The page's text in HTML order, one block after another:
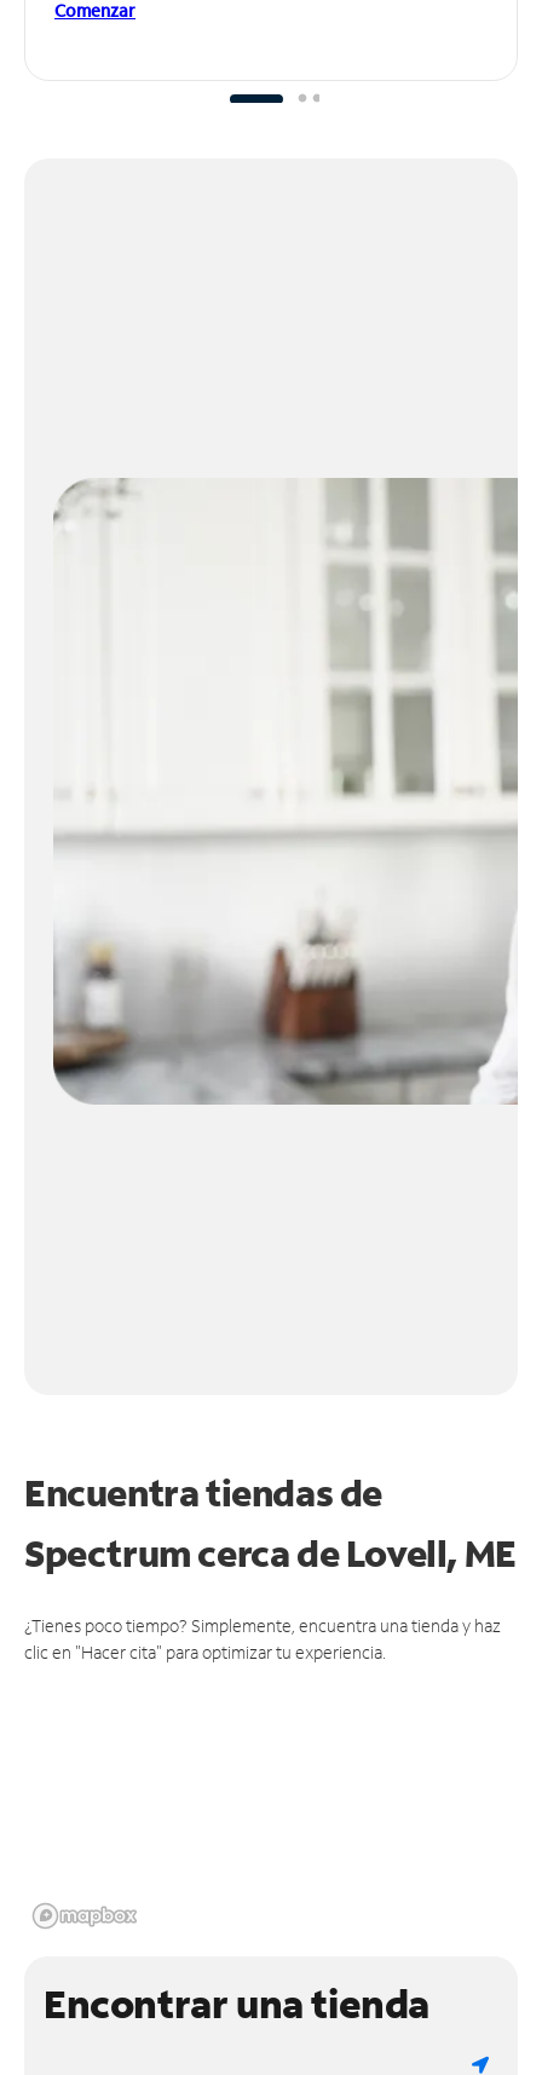
Comenzar
Encuentra tiendas de
Spectrum cerca deLovell, ME
¿Tienes poco tiempo? Simplemente, encuentra una tienda y haz
clic en "Hacer cita" para optimizar tu experiencia.
Encontrar una tienda